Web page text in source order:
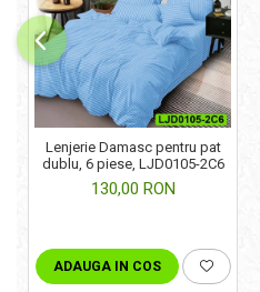
Lenjerie Damasc pentru pat
dublu, 6 piese, LJD0105-2C6
130,00 RON
ADAUGA IN COS